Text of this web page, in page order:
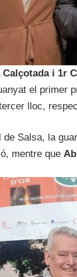
i 1r
el primer
lloc,
Salsa, la
mentre que